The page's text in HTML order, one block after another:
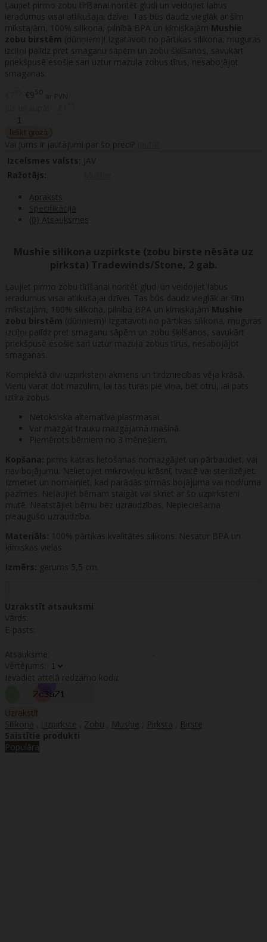
Ļaujiet pirmo zobu tīrīšanai noritēt gludi un veidojiet labus
ieradumus visai atlikušajai dzīvei. Tas būs daudz vieglāk ar šīm
mīkstajām, 100% silikona, pilnībā BPA un ķīmiskajām Mushie
zobu birstēm (dūriņiem)! Izgatavoti no pārtikas silikona, muguras
izciļņi palīdz pret smaganu sāpēm un zobu šķilšanos, savukārt
priekšpusē esošie sari uztur mazuļa zobus tīrus, nesabojājot
smaganas.
€950 ar PVN
Vai jums ir jautājumi par šo preci?
Izcelsmes valsts: JAV
Ražotājs:
Apraksts
Specifikācija
(0) Atsauksmes
Mushie silikona uzpirkste (zobu birste nēsāta uz
pirksta) Tradewinds/Stone, 2 gab.
Ļaujiet pirmo zobu tīrīšanai noritēt gludi un veidojiet labus
ieradumus visai atlikušajai dzīvei. Tas būs daudz vieglāk ar šīm
mīkstajām, 100% silikona, pilnībā BPA un ķīmiskajām Mushie
zobu birstēm (dūriņiem)! Izgatavoti no pārtikas silikona, muguras
izciļņi palīdz pret smaganu sāpēm un zobu šķilšanos, savukārt
priekšpusē esošie sari uztur mazuļa zobus tīrus, nesabojājot
smaganas.
Komplektā divi uzpirksteņi akmens un tirdzniecības vēja krāsā.
Vienu varat dot mazulim, lai tas turas pie viņa, bet otru, lai pats
iztīra zobus.
Netoksiska alternatīva plastmasai.
Var mazgāt trauku mazgājamā mašīnā.
Piemērots bērniem no 3 mēnešiem.
Kopšana: pirms katras lietošanas nomazgājiet un pārbaudiet, vai
nav bojājumu. Nelietojiet mikroviļņu krāsnī, tvaicē vai sterilizējiet.
Izmetiet un nomainiet, kad parādās pirmās bojājuma vai nodiluma
pazīmes. Neļaujiet bērnam staigāt vai skriet ar šo uzpirksteni
mutē. Neatstājiet bērnu bez uzraudzības. Nepieciešama
pieaugušo uzraudzība.
Materiāls: 100% pārtikas kvalitātes silikons. Nesatur BPA un
ķīmiskas vielas.
Izmērs: garums 5,5 cm.
Uzrakstīt atsauksmi
Vārds:
E-pasts:
Atsauksme:
Vērtējums:
Ievadiet attēlā redzamo kodu:
Uzrakstīt
Silikona , Uzpirkste , Zobu , Mushie , Pirksta , Birste
Saistītie produkti
Populāra